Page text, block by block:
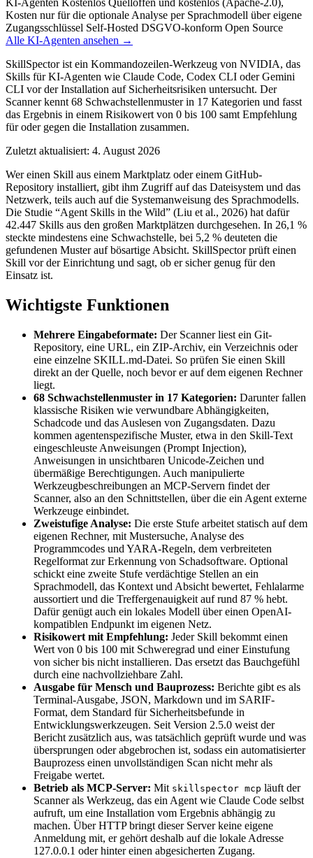
KI-Agenten Kostenlos Quelloffen und kostenlos (Apache-2.0),
Kosten nur für die optionale Analyse per Sprachmodell über eigene
Zugangsschlüssel Self-Hosted DSGVO-konform Open Source
Alle KI-Agenten ansehen →
SkillSpector ist ein Kommandozeilen-Werkzeug von NVIDIA, das
Skills für KI-Agenten wie Claude Code, Codex CLI oder Gemini
CLI vor der Installation auf Sicherheitsrisiken untersucht. Der
Scanner kennt 68 Schwachstellenmuster in 17 Kategorien und fasst
das Ergebnis in einem Risikowert von 0 bis 100 samt Empfehlung
für oder gegen die Installation zusammen.
Zuletzt aktualisiert: 4. August 2026
Wer einen Skill aus einem Marktplatz oder einem GitHub-
Repository installiert, gibt ihm Zugriff auf das Dateisystem und das
Netzwerk, teils auch auf die Systemanweisung des Sprachmodells.
Die Studie “Agent Skills in the Wild” (Liu et al., 2026) hat dafür
42.447 Skills aus den großen Marktplätzen durchgesehen. In 26,1 %
steckte mindestens eine Schwachstelle, bei 5,2 % deuteten die
gefundenen Muster auf bösartige Absicht. SkillSpector prüft einen
Skill vor der Einrichtung und sagt, ob er sicher genug für den
Einsatz ist.
Wichtigste Funktionen
Mehrere Eingabeformate: Der Scanner liest ein Git-
Repository, eine URL, ein ZIP-Archiv, ein Verzeichnis oder
eine einzelne SKILL.md-Datei. So prüfen Sie einen Skill
direkt an der Quelle, noch bevor er auf dem eigenen Rechner
liegt.
68 Schwachstellenmuster in 17 Kategorien: Darunter fallen
klassische Risiken wie verwundbare Abhängigkeiten,
Schadcode und das Auslesen von Zugangsdaten. Dazu
kommen agentenspezifische Muster, etwa in den Skill-Text
eingeschleuste Anweisungen (Prompt Injection),
Anweisungen in unsichtbaren Unicode-Zeichen und
übermäßige Berechtigungen. Auch manipulierte
Werkzeugbeschreibungen an MCP-Servern findet der
Scanner, also an den Schnittstellen, über die ein Agent externe
Werkzeuge einbindet.
Zweistufige Analyse: Die erste Stufe arbeitet statisch auf dem
eigenen Rechner, mit Mustersuche, Analyse des
Programmcodes und YARA-Regeln, dem verbreiteten
Regelformat zur Erkennung von Schadsoftware. Optional
schickt eine zweite Stufe verdächtige Stellen an ein
Sprachmodell, das Kontext und Absicht bewertet, Fehlalarme
aussortiert und die Treffergenauigkeit auf rund 87 % hebt.
Dafür genügt auch ein lokales Modell über einen OpenAI-
kompatiblen Endpunkt im eigenen Netz.
Risikowert mit Empfehlung: Jeder Skill bekommt einen
Wert von 0 bis 100 mit Schweregrad und einer Einstufung
von sicher bis nicht installieren. Das ersetzt das Bauchgefühl
durch eine nachvollziehbare Zahl.
Ausgabe für Mensch und Bauprozess: Berichte gibt es als
Terminal-Ausgabe, JSON, Markdown und im SARIF-
Format, dem Standard für Sicherheitsbefunde in
Entwicklungswerkzeugen. Seit Version 2.5.0 weist der
Bericht zusätzlich aus, was tatsächlich geprüft wurde und was
übersprungen oder abgebrochen ist, sodass ein automatisierter
Bauprozess einen unvollständigen Scan nicht mehr als
Freigabe wertet.
Betrieb als MCP-Server: Mit skillspector mcp läuft der
Scanner als Werkzeug, das ein Agent wie Claude Code selbst
aufruft, um eine Installation vom Ergebnis abhängig zu
machen. Über HTTP bringt dieser Server keine eigene
Anmeldung mit, er gehört deshalb auf die lokale Adresse
127.0.0.1 oder hinter einen abgesicherten Zugang.